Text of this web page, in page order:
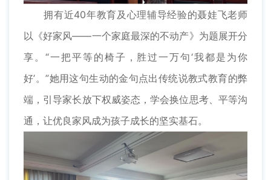
拥有近40年教育及心理辅导经验的聂娃飞老师
以《好家风——一个家庭最深的不动产》为题展开分
享。“一把平等的椅子，胜过一万句‘我都是为你
好’。”她用这句生动的金句点出传统说教式教育的弊
端，引导家长放下权威姿态，学会换位思考、平等沟
通，让优良家风成为孩子成长的坚实基石。